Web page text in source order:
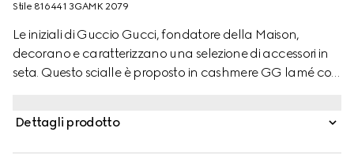
Stile ‎816441 3GAMK 2079
Le iniziali di Guccio Gucci, fondatore della Maison,
decorano e caratterizzano una selezione di accessori in
seta. Questo scialle è proposto in cashmere GG lamé con
Dettagli prodotto